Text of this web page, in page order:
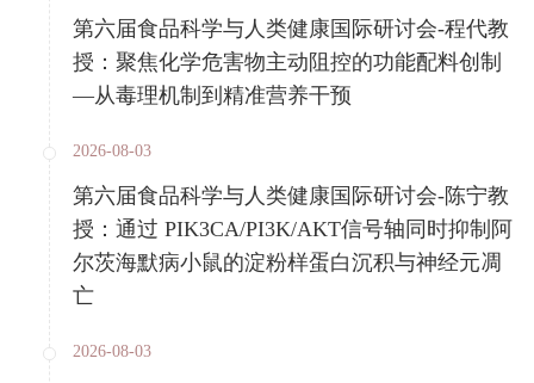
第六届食品科学与人类健康国际研讨会-程代教
授：聚焦化学危害物主动阻控的功能配料创制
—从毒理机制到精准营养干预
2026-08-03
第六届食品科学与人类健康国际研讨会-陈宁教
授：通过 PIK3CA/PI3K/AKT信号轴同时抑制阿
尔茨海默病小鼠的淀粉样蛋白沉积与神经元凋
亡
2026-08-03